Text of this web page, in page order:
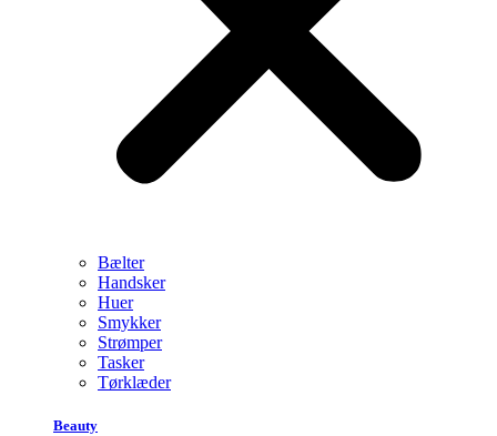
Bælter
Handsker
Huer
Smykker
Strømper
Tasker
Tørklæder
Beauty